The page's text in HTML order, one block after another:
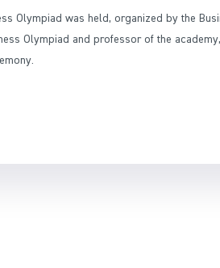
Olympiad was held, organized by the
Olympiad and professor of the